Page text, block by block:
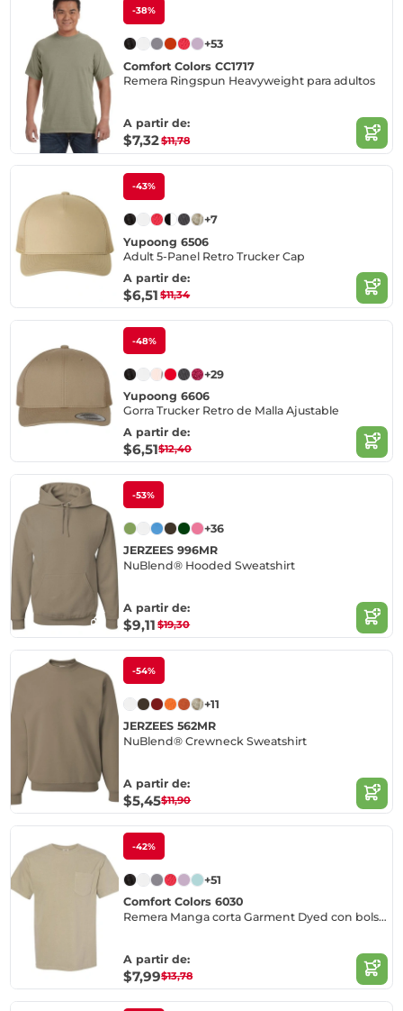
-38%
+53
Comfort Colors CC1717
Remera Ringspun Heavyweight para adultos
A partir de:
$7,32$11,78
-43%
+7
Yupoong 6506
Adult 5-Panel Retro Trucker Cap
A partir de:
$6,51 $11,34
-48%
+29
Yupoong 6606
Gorra Trucker Retro de Malla Ajustable
A partir de:
$6,51$12,40
-53%
+36
JERZEES 996MR
NuBlend® Hooded Sweatshirt
A partir de:
$9,11 $19,30
-54%
+11
JERZEES 562MR
NuBlend® Crewneck Sweatshirt
A partir de:
$5,45$11,90
-42%
+51
Comfort Colors 6030
Remera Manga corta Garment Dyed con bolsillo
A partir de:
$7,99$13,78